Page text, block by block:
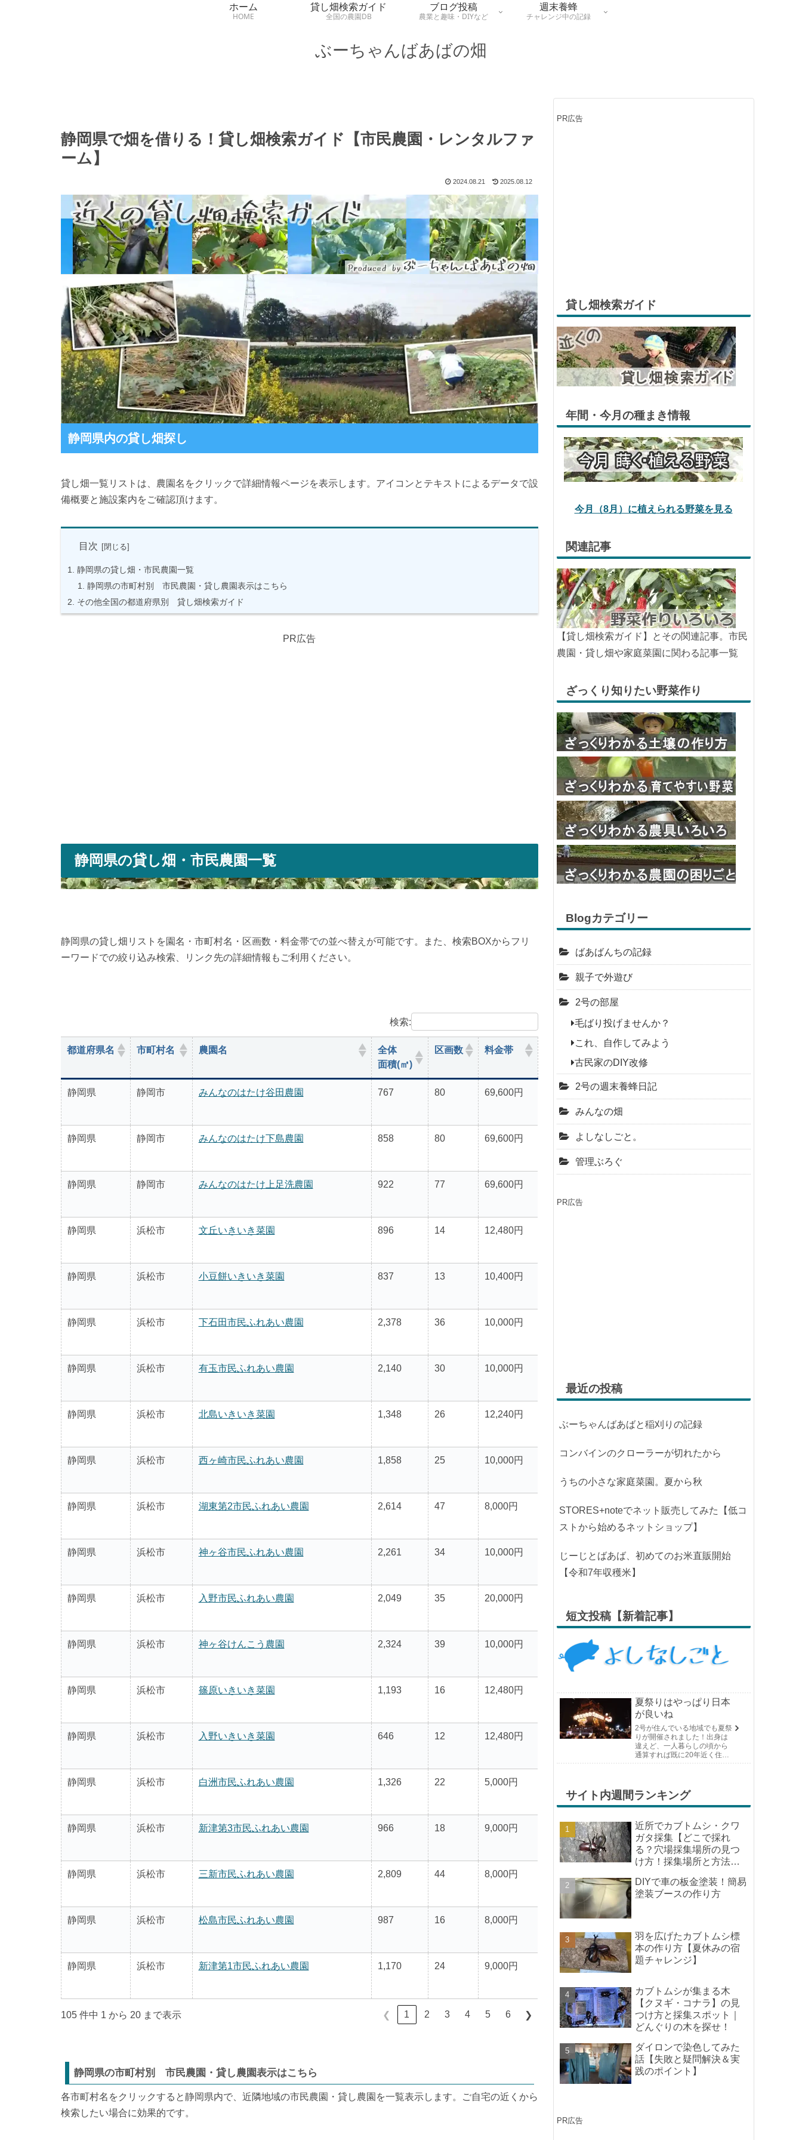
ぶーちゃんばあばの畑
ホーム
HOME
貸し畑検索ガイド
全国の農園DB
ブログ投稿
農業と趣味・DIYなど
週末養蜂
チャレンジ中の記録
静岡県で畑を借りる！貸し畑検索ガイド【市民農園・レンタルファ
ーム】
2024.08.21 2025.08.12
静岡県内の貸し畑探し
貸し畑一覧リストは、農園名をクリックで詳細情報ページを表示します。アイコンとテキストによるデータで設
備概要と施設案内をご確認頂けます。
目次
静岡県の貸し畑・市民農園一覧
静岡県の市町村別 市民農園・貸し農園表示はこちら
その他全国の都道府県別 貸し畑検索ガイド
PR広告
静岡県の貸し畑・市民農園一覧
静岡県の貸し畑リストを園名・市町村名・区画数・料金帯での並べ替えが可能です。また、検索BOXからフリ
ーワードでの絞り込み検索、リンク先の詳細情報もご利用ください。
検索:
都道府県名 市町村名 農園名
全体
面積(㎡)
区画数 料金帯
静岡県 静岡市 みんなのはたけ谷田農園 767 80 69,600円
静岡県 静岡市 みんなのはたけ下島農園 858 80 69,600円
静岡県 静岡市 みんなのはたけ上足洗農園 922 77 69,600円
静岡県 浜松市 文丘いきいき菜園 896 14 12,480円
静岡県 浜松市 小豆餅いきいき菜園 837 13 10,400円
静岡県 浜松市 下石田市民ふれあい農園 2,378 36 10,000円
静岡県 浜松市 有玉市民ふれあい農園 2,140 30 10,000円
静岡県 浜松市 北島いきいき菜園 1,348 26 12,240円
静岡県 浜松市 西ヶ崎市民ふれあい農園 1,858 25 10,000円
静岡県 浜松市 湖東第2市民ふれあい農園 2,614 47 8,000円
静岡県 浜松市 神ヶ谷市民ふれあい農園 2,261 34 10,000円
静岡県 浜松市 入野市民ふれあい農園 2,049 35 20,000円
静岡県 浜松市 神ヶ谷けんこう農園 2,324 39 10,000円
静岡県 浜松市 篠原いきいき菜園 1,193 16 12,480円
静岡県 浜松市 入野いきいき菜園 646 12 12,480円
静岡県 浜松市 白洲市民ふれあい農園 1,326 22 5,000円
静岡県 浜松市 新津第3市民ふれあい農園 966 18 9,000円
静岡県 浜松市 三新市民ふれあい農園 2,809 44 8,000円
静岡県 浜松市 松島市民ふれあい農園 987 16 8,000円
静岡県 浜松市 新津第1市民ふれあい農園 1,170 24 9,000円
105 件中 1 から 20 まで表示 ❮ 1 2 3 4 5 6 ❯
静岡県の市町村別 市民農園・貸し農園表示はこちら
各市町村名をクリックすると静岡県内で、近隣地域の市民農園・貸し農園を一覧表示します。ご自宅の近くから
検索したい場合に効果的です。
PR広告
貸し畑検索ガイド
年間・今月の種まき情報
今月（8月）に植えられる野菜を見る
関連記事
【貸し畑検索ガイド】とその関連記事。市民
農園・貸し畑や家庭菜園に関わる記事一覧
ざっくり知りたい野菜作り
Blogカテゴリー
ばあばんちの記録
親子で外遊び
2号の部屋
毛ばり投げませんか？
これ、自作してみよう
古民家のDIY改修
2号の週末養蜂日記
みんなの畑
よしなしごと。
管理ぶろぐ
PR広告
最近の投稿
ぶーちゃんばあばと稲刈りの記録
コンバインのクローラーが切れたから
うちの小さな家庭菜園。夏から秋
STORES+noteでネット販売してみた【低コ
ストから始めるネットショップ】
じーじとばあば、初めてのお米直販開始
【令和7年収穫米】
短文投稿【新着記事】
夏祭りはやっぱり日本
が良いね
2号が住んでいる地域でも夏祭
りが開催されました！出身は
違えど、一人暮らしの頃から
通算すれば既に20年近く住ん
す。そして、それは2号嫁も同
じようで、夏祭りが近いづい...
サイト内週間ランキング
近所でカブトムシ・クワ
ガタ採集【どこで採れ
る？穴場採集場所の見つ
け方！採集場所と方法や
DIYで車の板金塗装！簡易
塗装ブースの作り方
羽を広げたカブトムシ標
本の作り方【夏休みの宿
題チャレンジ】
カブトムシが集まる木
【クヌギ・コナラ】の見
つけ方と採集スポット｜
どんぐりの木を探せ！
ダイロンで染色してみた
話【失敗と疑問解決＆実
践のポイント】
PR広告